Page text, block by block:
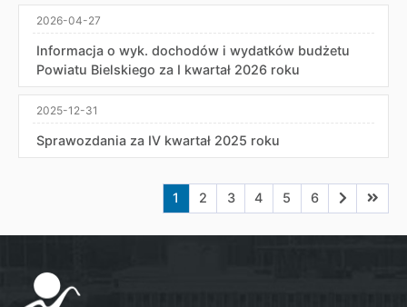
2026-04-27
Informacja o wyk. dochodów i wydatków budżetu
Powiatu Bielskiego za I kwartał 2026 roku
2025-12-31
Sprawozdania za IV kwartał 2025 roku
Aktualna strona nr 1
1 Przejdź do strony nr 2
2 Przejdź do strony nr 3
3 Przejdź do strony nr 4
4 Przejdź do strony
5 Przejdź do
6 Przejdź